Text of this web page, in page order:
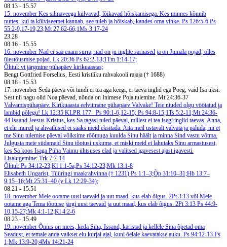
08.13 - 15.57
15. november Kes silmaveega külvavad, lõikavad hõiskamisega. Kes minnes kõnnib
nuttes, kui ta külviseemet kannab, see tuleb ja hõiskab, kandes oma vihke. Ps 126:5-6 Ps
55:2-9,17-19,23;Mt 27:62-66;1Ms 3:17-24
23.28
08.16 - 15.55
16. november Nad ei saa enam surra, nad on ju inglite sarnased ja on Jumala pojad, olles
ülestõusmise pojad. Lk 20:36 Ps 62:2-13;1Tm 1:14-17;
Õhtul: vt järgmine pühapäev kirikuaastas;
Bengt Gottfried Forselius, Eesti kristliku rahvakooli rajaja († 1688)
08.18 - 15.53
17. november Seda päeva või tundi ei tea aga keegi, ei taeva inglid ega Poeg, vaid Isa üksi.
Sest nii nagu olid Noa päevad, nõnda on Inimese Poja tulemine. Mt 24:36-37
Valvamispühapäev. Kirikuaasta eelviimane pühapäev Valvake! Teie niuded olgu vöötatud ja
lambid põlegu! Lk 12:35 KLPR 177
Ps 90:1-6,12-15; Ps 94:8-15;1Ts 5:2-11;Mt 24:36-
44 Issand Jeesus Kristus, kes Sa tagasi tuled päeval, millest ei tea isegi inglid taevas. Anna,
et elu mured ja ahvatlused ei saaks meid eksitada. Aita meil ustavalt valvata ja paluda, nii et
me Sinu tulemise päeval võiksime rõõmuga kuulda Sinu häält ja minna Sind vastu võtma.
Julgusta meie südameid Sinu tõotusi uskuma, et miski meid ei lahutaks Sinu armastusest,
kes Sa koos Isaga Püha Vaimu ühtsuses elad ja valitsed igavesest ajast igavesti.
Lisalugemine: Trk 7:7-14
Õhtul: Ps 34:12-23;Kl 1:1-5a;Ps 34:12-23;Mk 13:1-8
Elisabeth Ungarist, Tüüringi maakrahvinna († 1231) Ps 1:1–3;Õp 31:10–31;Hb 13:7–
9,15–16;Mt 25:31–40 (v Lk 12:29-34);
08.21 - 15.51
18. november Meie ootame uusi taevaid ja uut maad, kus elab õigus. 2Pt 3:13 või Meie
ootame aga Tema tõotuse järgi uusi taevaid ja uut maad, kus elab õigus. 2Pt 3:13 Ps 44:9-
10,15-27;Mk 4:1-12;Kl 4:2-6
08.23 - 15.49
19. november Õnnis on mees, keda Sina, Issand, karistad ja kellele Sina õpetad oma
Seadust, et temale anda vaikset elu kurjal ajal, kuni õelale kaevatakse auku. Ps 94:12-13 Ps
1;Mk 13:9-20;4Ms 14:21-24